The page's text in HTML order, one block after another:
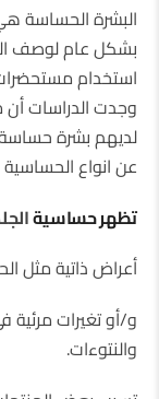
البشرة الحساسة
بشكل عام لوصف
استخدام
لديهم بشرة
عن انواع الحساسية
تظهر حساسية
أعراض ذاتية مثل
و/أو تغيرات مرئية
والنتوءات.